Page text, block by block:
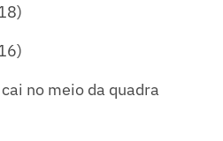
no meio da quadra